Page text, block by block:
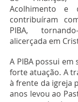
Acolhimento e
contribuíram
PIBA,
alicerçada em
A PIBA possui
forte atuação. A
à frente da igreja
anos levou ao